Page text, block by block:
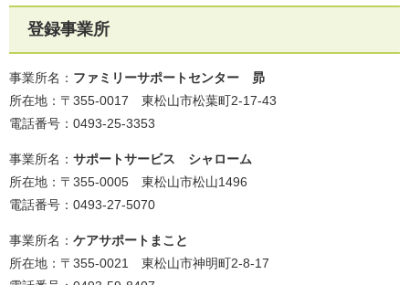
登録事業所
事業所名： ファミリーサポートセンター 昴
所在地：〒355-0017 東松山市松葉町2-17-43
電話番号：0493-25-3353
事業所名： サポートサービス シャローム
所在地：〒355-0005 東松山市松山1496
電話番号：0493-27-5070
事業所名： ケアサポートまこと
所在地：〒355-0021 東松山市神明町2-8-17